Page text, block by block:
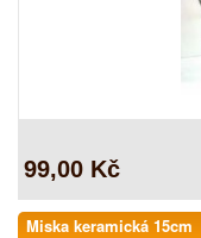
99,00 Kč
Miska keramická 15cm